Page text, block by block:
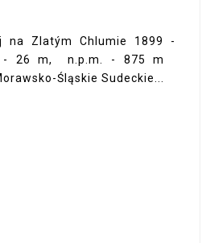
na Zlatým Chlumie 1899 -
- 26 m, n.p.m. - 875 m
Śląskie Sudeckie...